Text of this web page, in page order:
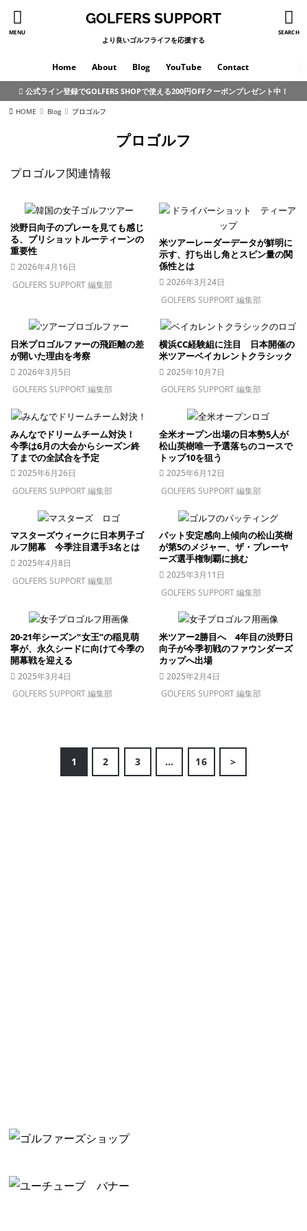
MENU SEARCH
GOLFERS SUPPORT
より良いゴルフライフを応援する
Home About Blog YouTube Contact
公式ライン登録でGOLFERS SHOPで使える200円OFFクーポンプレゼント中！
HOME Blog プロゴルフ
プロゴルフ
プロゴルフ関連情報
渋野日向子のプレーを見ても感じ
る、プリショットルーティーンの
重要性
2026年4月16日
GOLFERS SUPPORT 編集部
米ツアーレーダーデータが鮮明に
示す、打ち出し角とスピン量の関
係性とは
2026年3月24日
GOLFERS SUPPORT 編集部
日米プロゴルファーの飛距離の差
が開いた理由を考察
2026年3月5日
GOLFERS SUPPORT 編集部
横浜CC経験組に注目 日本開催の
米ツアーベイカレントクラシック
2025年10月7日
GOLFERS SUPPORT 編集部
みんなでドリームチーム対決！
今季は6月の大会からシーズン終
了までの全試合を予定
2025年6月26日
GOLFERS SUPPORT 編集部
全米オープン出場の日本勢5人が
松山英樹唯一予選落ちのコースで
トップ10を狙う
2025年6月12日
GOLFERS SUPPORT 編集部
マスターズウィークに日本男子ゴ
ルフ開幕 今季注目選手3名とは
2025年4月8日
GOLFERS SUPPORT 編集部
パット安定感向上傾向の松山英樹
が第5のメジャー、ザ・プレーヤ
ーズ選手権制覇に挑む
2025年3月11日
GOLFERS SUPPORT 編集部
20-21年シーズン‟女王”の稲見萌
寧が、永久シードに向けて今季の
開幕戦を迎える
2025年3月4日
GOLFERS SUPPORT 編集部
米ツアー2勝目へ 4年目の渋野日
向子が今季初戦のファウンダーズ
カップへ出場
2025年2月4日
GOLFERS SUPPORT 編集部
1 2 3 … 16 >